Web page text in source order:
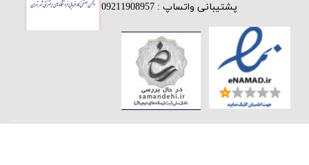
پشتیبانی واتساپ : 09211908957